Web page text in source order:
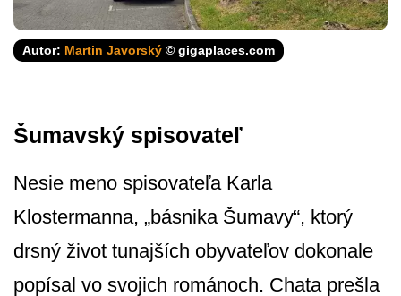
Autor: Martin Javorský © gigaplaces.com
Šumavský spisovateľ
Nesie meno spisovateľa Karla
Klostermanna, „básnika Šumavy“, ktorý
drsný život tunajších obyvateľov dokonale
popísal vo svojich románoch. Chata prešla